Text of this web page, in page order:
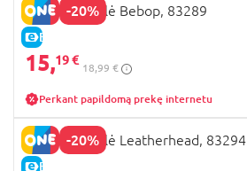
-20%
E-KAINA
TMNT figūrėlė Bebop, 83289
15,19 €
18,99 €
Perkant papildomą prekę internetu
-20%
E-KAINA
TMNT figūrėlė Leatherhead, 83294